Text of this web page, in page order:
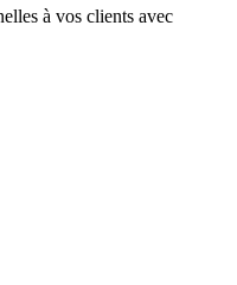
à vos clients avec